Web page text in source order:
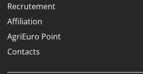
Recrutement
Affiliation
AgriEuro Point
Contacts